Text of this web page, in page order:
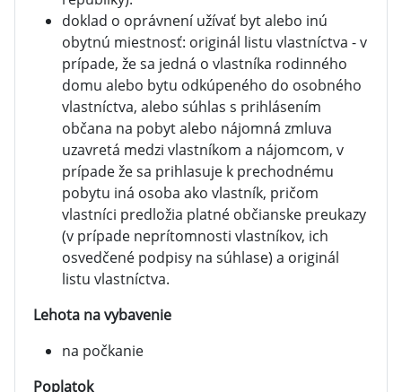
doklad o oprávnení užívať byt alebo inú
obytnú miestnosť: originál listu vlastníctva - v
prípade, že sa jedná o vlastníka rodinného
domu alebo bytu odkúpeného do osobného
vlastníctva, alebo súhlas s prihlásením
občana na pobyt alebo nájomná zmluva
uzavretá medzi vlastníkom a nájomcom, v
prípade že sa prihlasuje k prechodnému
pobytu iná osoba ako vlastník, pričom
vlastníci predložia platné občianske preukazy
(v prípade neprítomnosti vlastníkov, ich
osvedčené podpisy na súhlase) a originál
listu vlastníctva.
Lehota na vybavenie
na počkanie
Poplatok